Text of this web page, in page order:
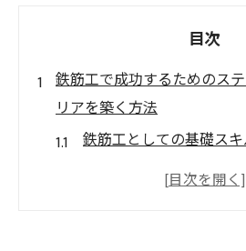
目次
鉄筋工で成功するためのス
リアを築く方法
鉄筋工としての基礎ス